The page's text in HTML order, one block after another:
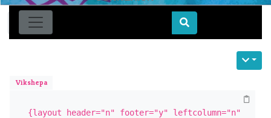
Find
Vikshepa
{layout header="n" footer="y" leftcolumn="n"